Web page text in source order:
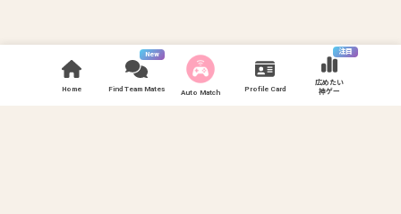
Home
New
Find Team Mates Auto Match Profile Card
注目
広めたい
神ゲー